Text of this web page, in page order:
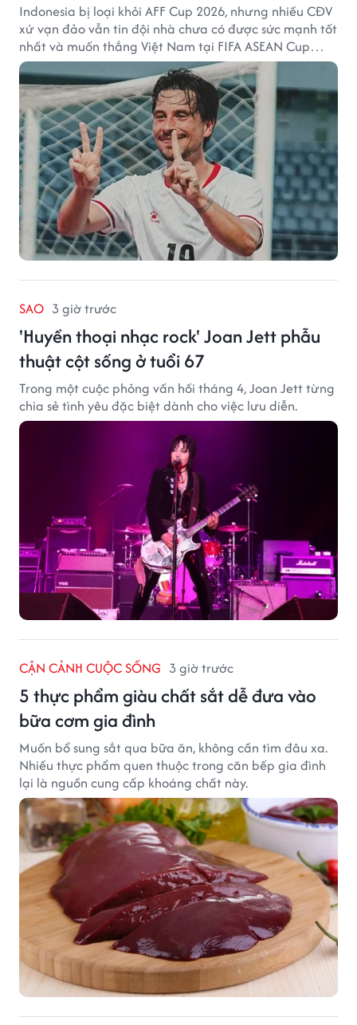
Indonesia bị loại khỏi AFF Cup 2026, nhưng nhiều CĐV
xứ vạn đảo vẫn tin đội nhà chưa có được sức mạnh tốt
nhất và muốn thắng Việt Nam tại FIFA ASEAN Cup
2026.
SAO 3 giờ trước
'Huyền thoại nhạc rock' Joan Jett phẫu
thuật cột sống ở tuổi 67
Trong một cuộc phỏng vấn hồi tháng 4, Joan Jett từng
chia sẻ tình yêu đặc biệt dành cho việc lưu diễn.
CẬN CẢNH CUỘC SỐNG 3 giờ trước
5 thực phẩm giàu chất sắt dễ đưa vào
bữa cơm gia đình
Muốn bổ sung sắt qua bữa ăn, không cần tìm đâu xa.
Nhiều thực phẩm quen thuộc trong căn bếp gia đình
lại là nguồn cung cấp khoáng chất này.